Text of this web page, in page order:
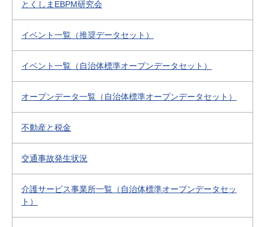
とくしまEBPM研究会
イベント一覧（推奨データセット）
イベント一覧（自治体標準オープンデータセット）
オープンデータ一覧（自治体標準オープンデータセット）
不動産と税金
交通事故発生状況
介護サービス事業所一覧（自治体標準オープンデータセッ
ト）